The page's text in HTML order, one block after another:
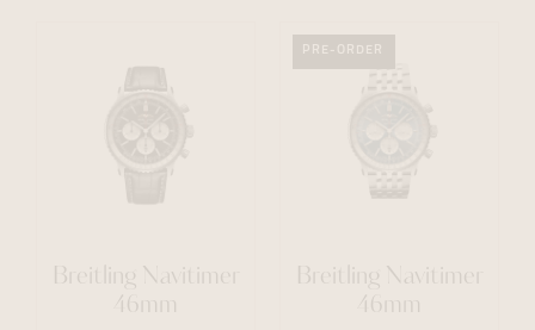
Breitling Navitimer
46mm
PRE-ORDER
Breitling Navitimer
46mm